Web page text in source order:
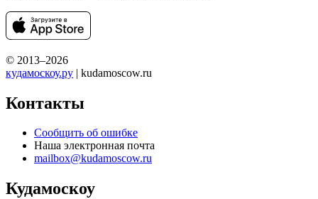
© 2013–2026
кудамоскоу.ру | kudamoscow.ru
Контакты
Сообщить об ошибке
Наша электронная почта
mailbox@kudamoscow.ru
Кудамоскоу